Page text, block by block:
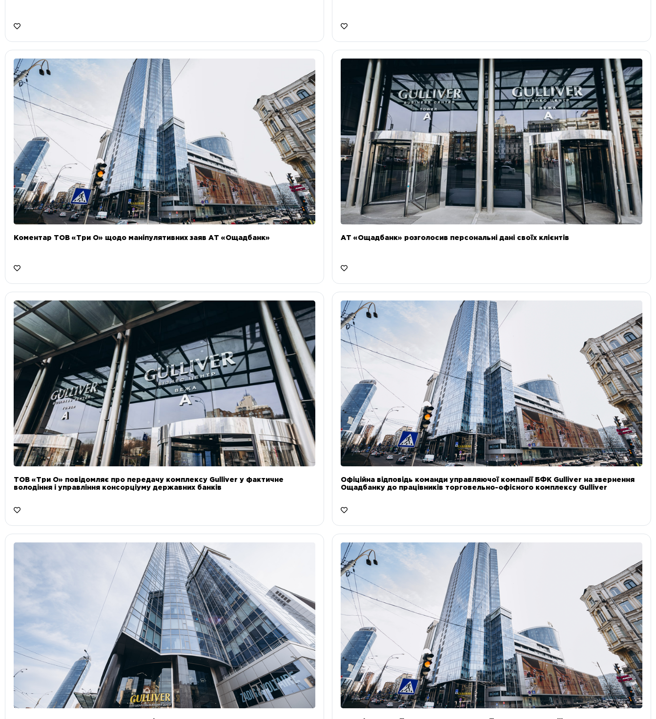
Коментар ТОВ «Три О» щодо маніпулятивних заяв АТ «Ощадбанк» АТ «Ощадбанк» розголосив персональні дані своїх клієнтів
ТОВ «Три О» повідомляє про передачу комплексу Gulliver у фактичне
володіння і управління консорціуму державних банків
Офіційна відповідь команди управляючої компанії БФК Gulliver на звернення
Ощадбанку до працівників торговельно-офісного комплексу Gulliver